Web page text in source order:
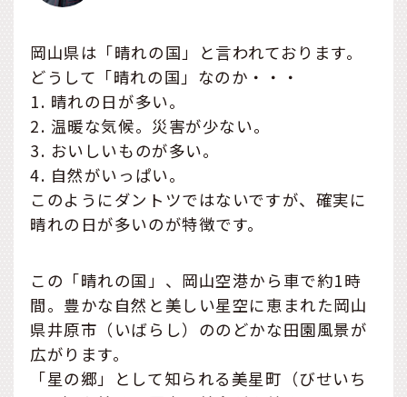
岡山県は「晴れの国」と言われております。
どうして「晴れの国」なのか・・・
1. 晴れの日が多い。
2. 温暖な気候。災害が少ない。
3. おいしいものが多い。
4. 自然がいっぱい。
このようにダントツではないですが、確実に
晴れの日が多いのが特徴です。
この「晴れの国」、岡山空港から車で約1時
間。豊かな自然と美しい星空に恵まれた岡山
県井原市（いばらし）ののどかな田園風景が
広がります。
「星の郷」として知られる美星町（びせいち